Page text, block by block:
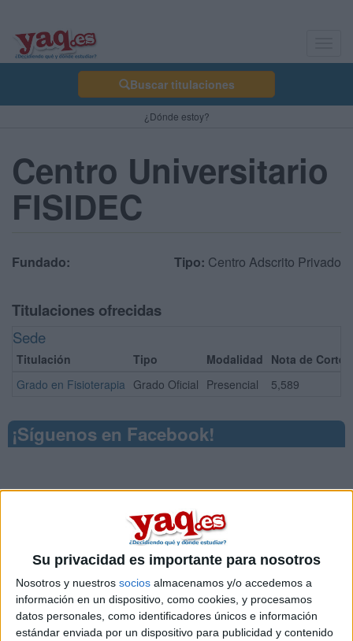
Su privacidad es importante para nosotros
Nosotros y nuestros socios almacenamos y/o accedemos a
información en un dispositivo, como cookies, y procesamos
datos personales, como identificadores únicos e información
estándar enviada por un dispositivo para publicidad y contenido
Buscar titulaciones
¿Dónde estoy?
Centro Universitario
FISIDEC
Fundado: Tipo: Centro Adscrito Privado
Titulaciones ofrecidas
Sede
Titulación Tipo Modalidad Nota de Corte
Grado en Fisioterapia Grado Oficial Presencial 5,589
¡Síguenos en Facebook!